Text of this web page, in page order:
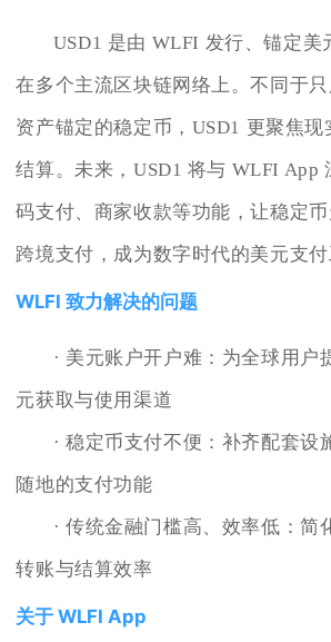
USD1 是由 WLFI 发行、锚定美
在多个主流区块链网络上。不同于
资产锚定的稳定币，USD1 更聚焦
结算。未来，USD1 将与 WLFI App
码支付、商家收款等功能，让稳定
跨境支付，成为数字时代的美元支付
WLFI 致力解决的问题
· 美元账户开户难：为全球用户
元获取与使用渠道
· 稳定币支付不便：补齐配套设
随地的支付功能
· 传统金融门槛高、效率低：简
转账与结算效率
关于 WLFI App